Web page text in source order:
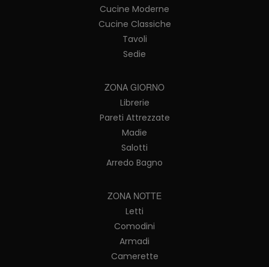
Cucine Moderne
Cucine Classiche
Tavoli
Sedie
ZONA GIORNO
Librerie
Pareti Attrezzate
Madie
Salotti
Arredo Bagno
ZONA NOTTE
Letti
Comodini
Armadi
Camerette